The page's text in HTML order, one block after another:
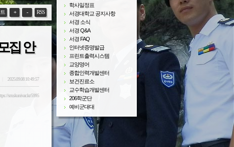
RSS
-
+
집 안
2025.09.08 10:49:57
sm.skuniv.ac.kr/5995
학사일정표
서경대학교 공지사항
서경 소식
서경 Q&A
서경 FAQ
인터넷증명발급
프린트출력시스템
교양영어
종합인력개발센터
보건진료소
교수학습개발센터
206학군단
예비군대대